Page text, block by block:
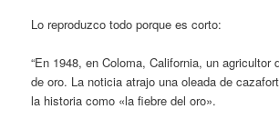
Lo reproduzco todo porque es corto:
“En 1948, en Coloma, California, un agricultor
de oro. La noticia atrajo una oleada de
la historia como «la fiebre del oro».